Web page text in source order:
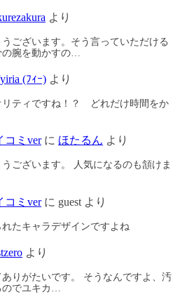
より
ございます。そう言っていただける
の腕を動かすの…
(ﾌｨｰ) より
リティですね！？ どれだけ時間をか
ミverに ほたるん より
ございます。 人気になるのも頷けま
ミverに guest より
たキャラデザインですよね
より
りがたいです。 そうなんですよ、汚
でユキカ…